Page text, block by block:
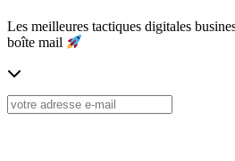
Les meilleures tactiques digitales
boîte mail